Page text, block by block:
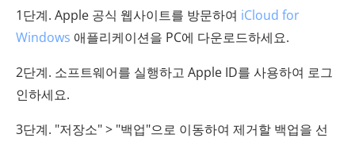
1단계. Apple 공식 웹사이트를 방문하여 iCloud for
Windows 애플리케이션을 PC에 다운로드하세요.
2단계. 소프트웨어를 실행하고 Apple ID를 사용하여 로그
인하세요.
3단계. "저장소" > "백업"으로 이동하여 제거할 백업을 선